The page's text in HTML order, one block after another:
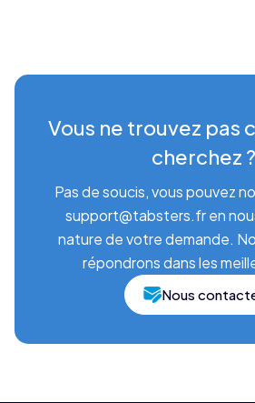
Vous ne trouvez pas
cherchez ?
Pas de soucis, vous pouvez
support@tabsters.fr en
nature de votre demande.
répondrons dans les
Nous